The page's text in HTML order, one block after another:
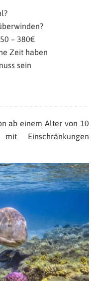
– 380€
Zeit haben
sein
ab einem Alter von 10
Einschränkungen